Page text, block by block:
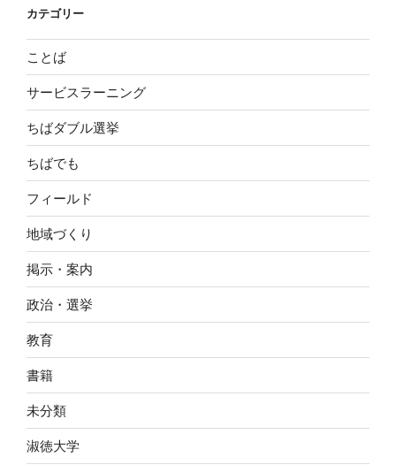
カテゴリー
ことば
サービスラーニング
ちばダブル選挙
ちばでも
フィールド
地域づくり
掲示・案内
政治・選挙
教育
書籍
未分類
淑徳大学